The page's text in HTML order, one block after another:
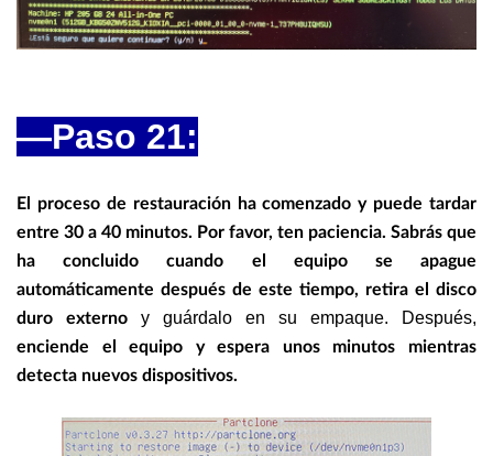
—Paso 21:
El proceso de restauración ha comenzado y puede tardar
entre 30 a 40 minutos. Por favor, ten paciencia. Sabrás que
ha concluido cuando el equipo se apague
automáticamente después de este tiempo, retira el disco
duro externo y guárdalo en su empaque. Después,
enciende el equipo y espera unos minutos mientras
detecta nuevos dispositivos.